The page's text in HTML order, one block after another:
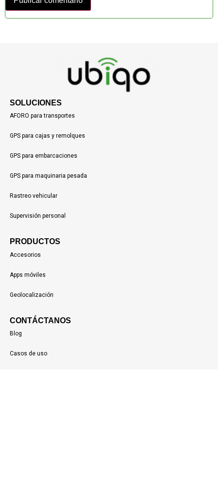
SOLUCIONES
AFORO para transportes
GPS para cajas y remolques
GPS para embarcaciones
GPS para maquinaria pesada
Rastreo vehicular
Supervisión personal
PRODUCTOS
Accesorios
Apps móviles
Geolocalización
CONTÁCTANOS
Blog
Casos de uso